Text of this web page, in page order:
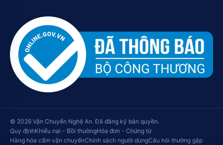
© 2026 Vận Chuyển Nghệ An. Đã đăng ký bản quyền.
Quy địnhKhiếu nại - Bồi thườngHóa đơn - Chứng từ
Hàng hóa cấm vận chuyểnChính sách người dùngCâu hỏi thường gặp